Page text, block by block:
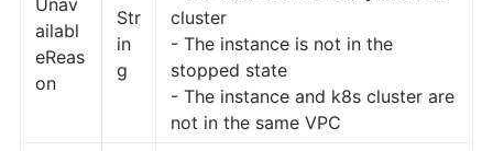
Unav
ailabl
eReas
on
Str
in
g
cluster
- The instance is not in the
stopped state
- The instance and k8s cluster are
not in the same VPC